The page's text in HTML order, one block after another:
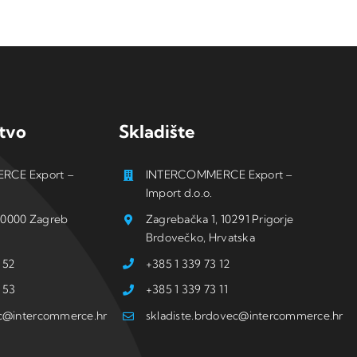
Export –
Zagreb
Skladište
INTERCOMMERCE Export –
Import d.o.o.
Zagrebačka 1, 10291 Prigorje
Brdovečko, Hrvatska
+385 1 339 73 12
+385 1 339 73 11
skladiste.brdovec@intercommerce.hr